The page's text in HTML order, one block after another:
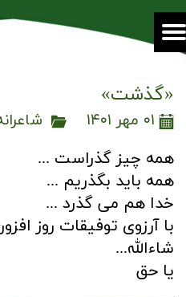
«گذشت»
۰۱ مهر ۱۴۰۱
همه چیز گذراست ...
همه باید بگذریم ...
خدا هم می گذرد ...
با آرزوی توفیقات روز
شاءالله...
یا حق